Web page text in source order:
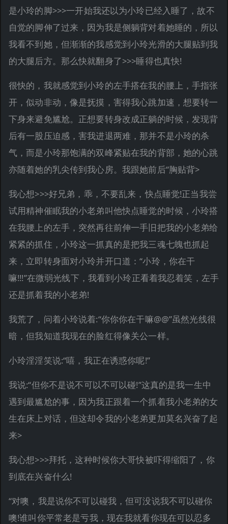
是小玲的脚>>>一开始我还以为小玲已经入睡了，故不
自觉的脚伸了过来，因为我是侧躺背对着她睡的，所以
我看不到她，但渐渐的我感觉到小玲光滑的大腿贴到我
的大腿后方。那么快就翻身了>>>睡得也真快!
很快的，我就感觉到小玲的左手搭在我的腰上，手指张
开，似动非动，像是抚摸，害得我心跳加速，想要转一
下身来避免尴尬。正想要转身改成正躺的时候，发现背
后有一股压迫感，害我进退两难，那并不是小玲的杀
气，而是小玲那饱满的双峰紧贴在我的背部，她的心跳
亦随着她的乳尖传到我心房。我跟她前后“胸贴背>
我心想>>>好兄弟，乖，不要乱来，快点睡觉!正当我尝
试用精神催眠我的小老弟叫他快点睡觉的时候，小玲搭
在我腰上的左手，突然再往前伸一手旧把我的小老弟给
紧紧的抓住，小玲这一抓真的是把我三魂七魄也抓起
来，立即转身面对小玲并开口道：“小玲，你在干
嘛!!!”在微弱光线下，我看到小玲正看着我忍着笑，左手
还是抓着我的小老弟!
我荒了，问着小玲说着:“你你你在干嘛@@”虽然光线很
暗，但我知道我现在的脸红得像关公一样。
小玲淫淫笑说:“嘻，我正在诱惑你呢!”
我说:“但你不是说不可以不可以碰!”这真的是我一生中
遇到最尴尬的事，因为我正跟着一个抓着我小老弟的女
生在床上对话，但这却令我的小老弟更加莫名兴奋了起
来>
我心想>>>拜托，这种时候你大哥快被吓得缩阳了，你
到底在兴奋什么!
“对噢，我是说你不可以碰我，但可没说我不可以碰你
噢!谁叫你平常老是亏我，现在我就看你现在可以忍多